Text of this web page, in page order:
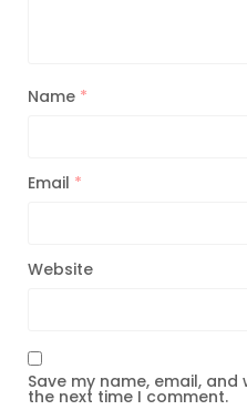
Name *
Email *
Website
Save my name, email,
the next time I comment.